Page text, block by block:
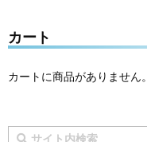
カート
カートに商品がありません。